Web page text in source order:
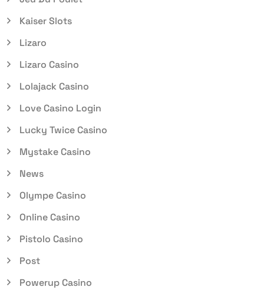
Kaiser Slots
Lizaro
Lizaro Casino
Lolajack Casino
Love Casino Login
Lucky Twice Casino
Mystake Casino
News
Olympe Casino
Online Casino
Pistolo Casino
Post
Powerup Casino